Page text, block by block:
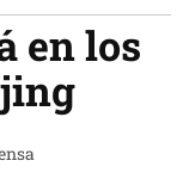
en los